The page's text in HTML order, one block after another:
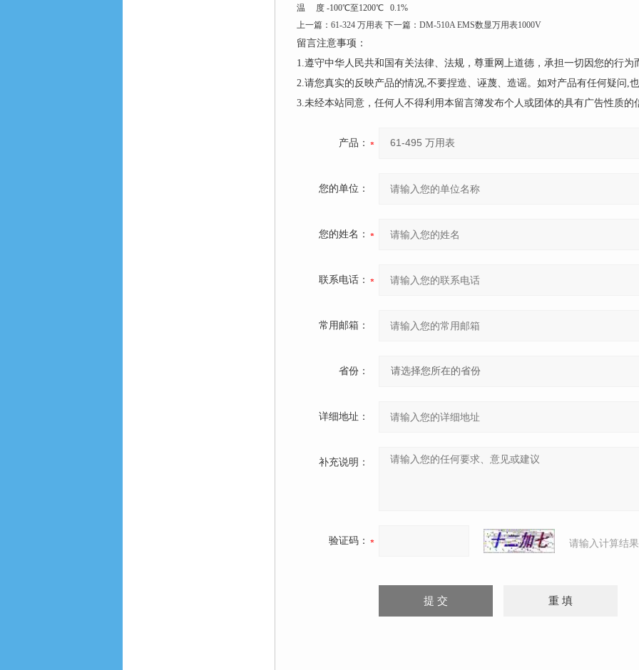
温 度 -100℃至1200℃ 0.1%
上一篇： 61-324 万用表 下一篇： DM-510A EMS数显万用表1000V
留言注意事项：
1.遵守中华人民共和国有关法律、法规，尊重网上道德，承担一切因您的行
2.请您真实的反映产品的情况,不要捏造、诬蔑、造谣。如对产品有任何疑问,
3.未经本站同意，任何人不得利用本留言簿发布个人或团体的具有广告性质的
产品：
您的单位：
您的姓名：
联系电话：
常用邮箱：
省份：
详细地址：
补充说明：
验证码： 请输入计算结